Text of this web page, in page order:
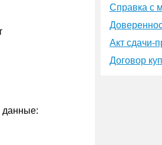
данные:
Справка с
Акт сдачи-
Договор